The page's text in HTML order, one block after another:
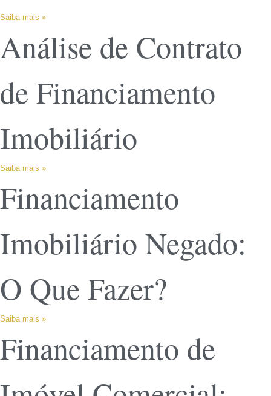
Saiba mais »
Análise de Contrato
de Financiamento
Imobiliário
Saiba mais »
Financiamento
Imobiliário Negado:
O Que Fazer?
Saiba mais »
Financiamento de